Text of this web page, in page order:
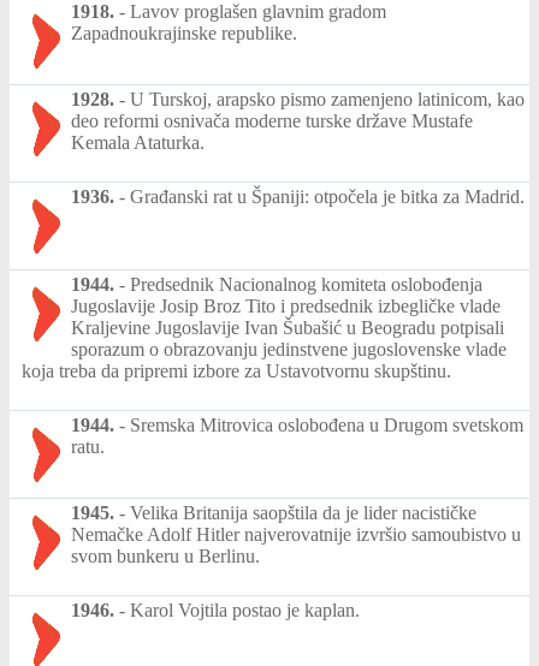
1918. - Lavov proglašen glavnim gradom
Zapadnoukrajinske republike.
1928. - U Turskoj, arapsko pismo zamenjeno latinicom, kao
deo reformi osnivača moderne turske države Mustafe
Kemala Ataturka.
1936. - Građanski rat u Španiji: otpočela je bitka za Madrid.
1944. - Predsednik Nacionalnog komiteta oslobođenja
Jugoslavije Josip Broz Tito i predsednik izbegličke vlade
Kraljevine Jugoslavije Ivan Šubašić u Beogradu potpisali
sporazum o obrazovanju jedinstvene jugoslovenske vlade
koja treba da pripremi izbore za Ustavotvornu skupštinu.
1944. - Sremska Mitrovica oslobođena u Drugom svetskom
ratu.
1945. - Velika Britanija saopštila da je lider nacističke
Nemačke Adolf Hitler najverovatnije izvršio samoubistvo u
svom bunkeru u Berlinu.
1946. - Karol Vojtila postao je kaplan.